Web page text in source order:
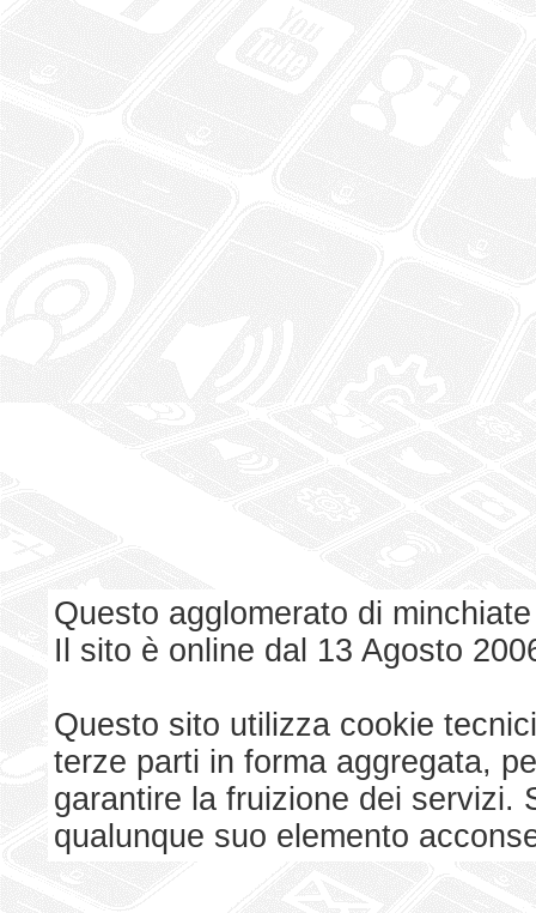
Questo agglomerato di
Il sito è online dal 13 Agosto
Questo sito utilizza cookie
terze parti in forma aggregata,
garantire la fruizione dei servizi.
qualunque suo elemento